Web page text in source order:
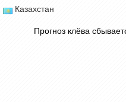
Казахстан
Прогноз клёва